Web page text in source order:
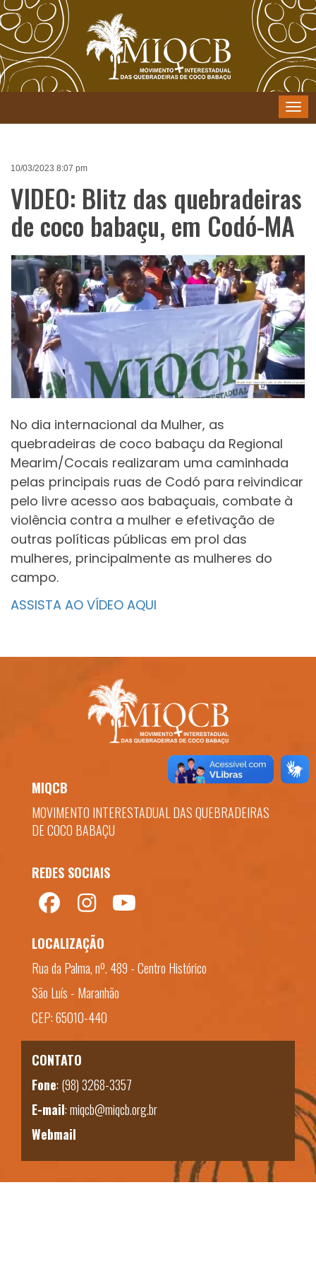
Menu
10/03/2023 8:07 pm
VIDEO: Blitz das quebradeiras
de coco babaçu, em Codó-MA
No dia internacional da Mulher, as
quebradeiras de coco babaçu da Regional
Mearim/Cocais realizaram uma caminhada
pelas principais ruas de Codó para reivindicar
pelo livre acesso aos babaçuais, combate à
violência contra a mulher e efetivação de
outras políticas públicas em prol das
mulheres, principalmente as mulheres do
campo.
ASSISTA AO VÍDEO AQUI
MIQCB
MOVIMENTO INTERESTADUAL DAS QUEBRADEIRAS
DE COCO BABAÇU
REDES SOCIAIS
LOCALIZAÇÃO
Rua da Palma, nº. 489 - Centro Histórico
São Luís - Maranhão
CEP: 65010-440
CONTATO
Fone: (98) 3268-3357
E-mail:miqcb@miqcb.org.br
Webmail